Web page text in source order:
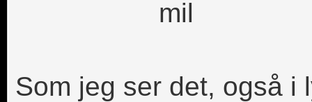
Som jeg ser det, også i